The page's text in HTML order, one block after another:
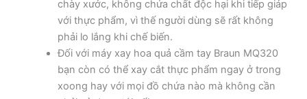
chày xước, không chứa chất độc hại khi tiếp giáp
với thực phẩm, vì thế người dùng sẽ rất không
phải lo lắng khi chế biến.
Đối với máy xay hoa quả cầm tay Braun MQ320
bạn còn có thể xay cắt thực phẩm ngay ở trong
xoong hay với mọi đồ chứa nào mà không cần